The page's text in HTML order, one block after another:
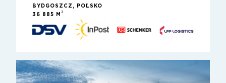
BYDGOSZCZ, POĽSKO
36 885 M
2